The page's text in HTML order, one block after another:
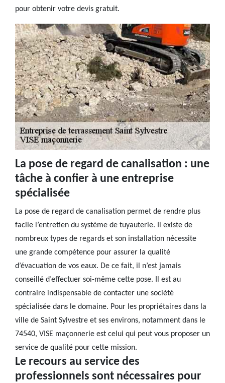
pour obtenir votre devis gratuit.
La pose de regard de canalisation : une
tâche à confier à une entreprise
spécialisée
La pose de regard de canalisation permet de rendre plus
facile l’entretien du système de tuyauterie. Il existe de
nombreux types de regards et son installation nécessite
une grande compétence pour assurer la qualité
d’évacuation de vos eaux. De ce fait, il n’est jamais
conseillé d’effectuer soi-même cette pose. Il est au
contraire indispensable de contacter une société
spécialisée dans le domaine. Pour les propriétaires dans la
ville de Saint Sylvestre et ses environs, notamment dans le
74540, VISE maçonnerie est celui qui peut vous proposer un
service de qualité pour cette mission.
Le recours au service des
professionnels sont nécessaires pour